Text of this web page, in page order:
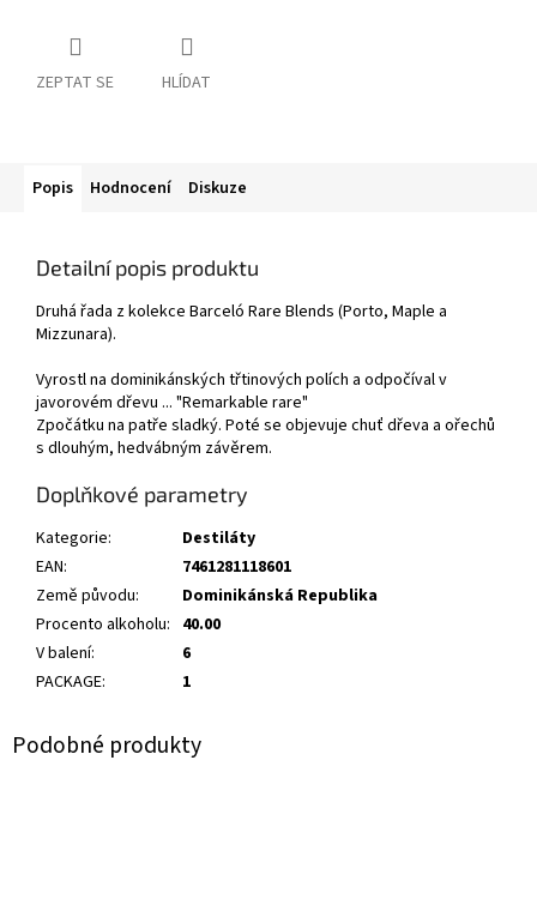
ZEPTAT SE HLÍDAT
Popis Hodnocení Diskuze
Detailní popis produktu
Druhá řada z kolekce Barceló Rare Blends (Porto, Maple a
Mizzunara).
Vyrostl na dominikánských třtinových polích a odpočíval v
javorovém dřevu ... "Remarkable rare"
Zpočátku na patře sladký. Poté se objevuje chuť dřeva a ořechů
s dlouhým, hedvábným závěrem.
Doplňkové parametry
Kategorie:
Destiláty
EAN:
7461281118601
Země původu:
Dominikánská Republika
Procento alkoholu: 40.00
V balení:
6
PACKAGE: 1